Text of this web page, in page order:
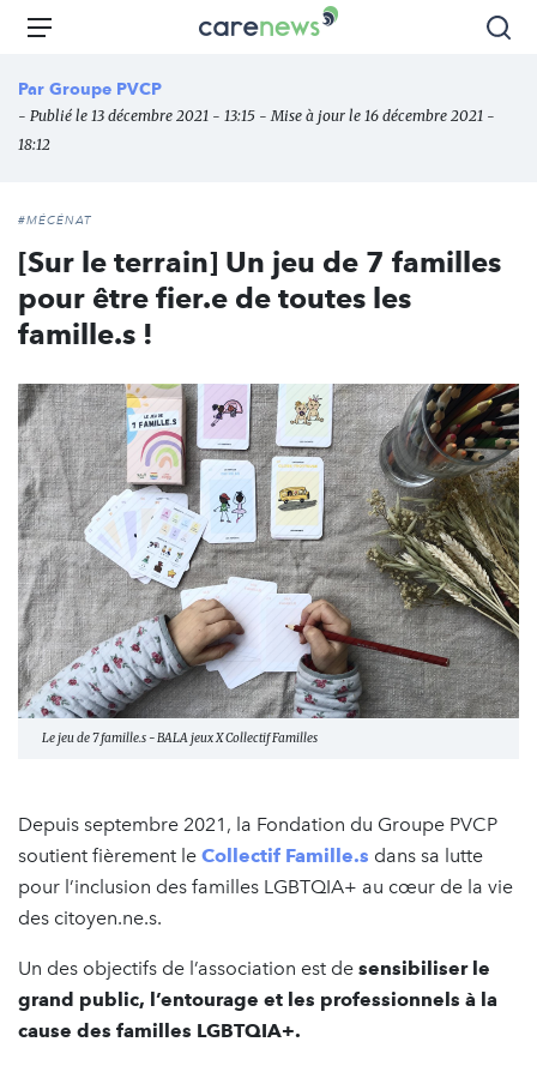
Aller
principal
Carenews,
des
Menu
Par Groupe PVCP
- Publié le 13 décembre 2021 - 13:15 - Mise à jour le 16 décembre 2021 -
18:12
#MÉCÉNAT
[Sur le terrain] Un jeu de 7 familles
pour être fier.e de toutes les
famille.s !
Le jeu de 7 famille.s - BALA jeux X Collectif Familles
Depuis septembre 2021, la Fondation du Groupe PVCP
soutient fièrement le Collectif Famille.s dans sa lutte
pour l’inclusion des familles LGBTQIA+ au cœur de la vie
des citoyen.ne.s.
Un des objectifs de l’association est de sensibiliser le
grand public, l’entourage et les professionnels à la
cause des familles LGBTQIA+.